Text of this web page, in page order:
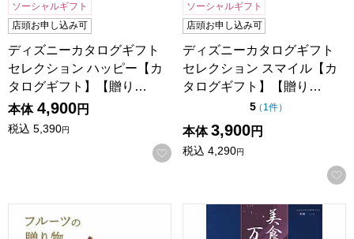
ソーシャルギフト
店頭お申し込み可
ディズニーカタログギフト
セレクション ハッピー【カ
タログギフト】【贈り…
本体 4,900円
税込 5,390円
お気に入りに登録する
ソーシャルギフト
店頭お申し込み可
ディズニーカタログギフト
セレクション スマイル【カ
タログギフト】【贈り…
5点（5点満点中）
（ 1件の評価
）
本体 3,900円
税込 4,290円
フルーツの贈り物 めぶき【カタログギフト】【贈りものカ
美食万彩 紫紺(しこん)【カ